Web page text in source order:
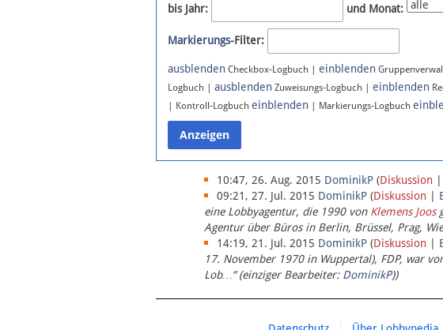
bis Jahr: und Monat:
Markierungs-Filter:
ausblenden Checkbox-Logbuch | einblenden
Logbuch | ausblenden Zuweisungs-Logbuch | einblenden
| Kontroll-Logbuch einblenden | Markierungs-Logbuch
10:47, 26. Aug. 2015 DominikP (Diskussion |
09:21, 27. Jul. 2015 DominikP (Diskussion |
eine Lobbyagentur, die 1990 von Klemens Joos
Agentur über Büros in Berlin, Brüssel, Prag,
14:19, 21. Jul. 2015 DominikP (Diskussion |
17. November 1970 in Wuppertal), FDP, war
Lob…“ (einziger Bearbeiter: DominikP))